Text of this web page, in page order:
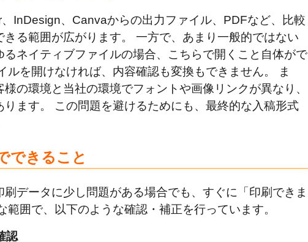
InDesign、Canvaからの出力ファイル、PDFなど、比較
る範囲が広がります。 一方で、あまり一般的ではない
ネイティブファイルの場合、こちらで開くこと自体がで
ルを開けなければ、内容確認も変換もできません。 ま
の環境と当社の環境でフォントや画像リンクが異なり、
ます。 この問題を避けるためにも、最終的な入稿形式
できること
データに少し問題がある場合でも、すぐに「印刷できま
囲で、以下のような確認・補正を行っています。
認